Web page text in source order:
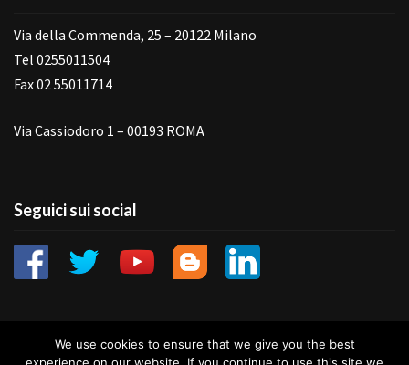
Via della Commenda, 25 – 20122 Milano
Tel 0255011504
Fax 02 55011714
Via Cassiodoro 1 – 00193 ROMA
Seguici sui social
We use cookies to ensure that we give you the best